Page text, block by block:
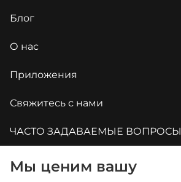
Блог
О нас
Приложения
Свяжитесь с нами
ЧАСТО ЗАДАВАЕМЫЕ ВОПРОСЫ
Мы ценим вашу